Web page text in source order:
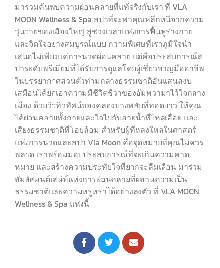
มาร่วมค้นพบความผ่อนคลายที่แท้จริงกับเรา ที่ VLA
MOON Wellness & Spa สปาที่จะพาคุณหลีกหนีจากความ
วุ่นวายของเมืองใหญ่ สู่ช่วงเวลาแห่งการฟื้นฟูร่างกาย
และจิตใจอย่างสมบูรณ์แบบ ความพิเศษที่เราภูมิใจนำ
เสนอไม่เพียงแค่การนวดผ่อนคลาย แต่คือประสบการณ์ส
ปาระดับพรีเมียมที่ได้รับการดูแลโดยผู้เชี่ยวชาญมืออาชีพ
ในบรรยากาศส่วนตัวท่ามกลางธรรมชาติอันแสนสงบ
เสมือนได้ยกเอาความมีชีวิตชีวาของอัมพวามาไว้ใจกลาง
เมือง ด้วยวิวทิวทัศน์ของคลองบางพลับที่ทอดยาว ให้คุณ
ได้ผ่อนคลายทั้งกายและใจไปกับสายน้ำที่ไหลเอื่อย และ
เสียงธรรมชาติที่โอบล้อม สำหรับผู้ที่หลงใหลในศาสตร์
แห่งการนวดและสปา Vla Moon คือจุดหมายที่คุณไม่ควร
พลาด เราพร้อมมอบประสบการณ์ที่จะเกินความคาด
หมาย และสร้างความประทับใจที่ยากจะลืมเลือน มาร่วม
สัมผัสมนต์เสน่ห์แห่งการผ่อนคลายที่ผสานความเป็น
ธรรมชาติและความหรูหราได้อย่างลงตัว ที่ VLA MOON
Wellness & Spa แห่งนี้